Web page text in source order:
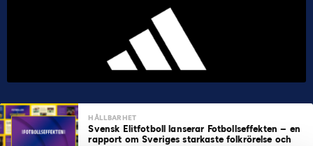
HÅLLBARHET
Svensk Elitfotboll lanserar Fotbollseffekten – en
rapport om Sveriges starkaste folkrörelse och